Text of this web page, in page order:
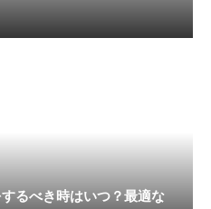
るべき時はいつ？最適な